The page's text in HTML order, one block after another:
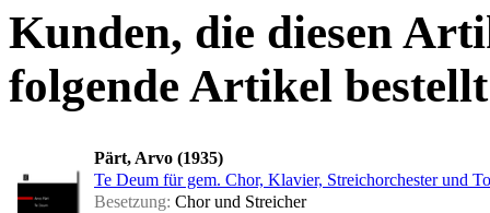
Kunden, die diesen
folgende Artikel
Pärt, Arvo (1935)
Te Deum für gem. Chor, Klavier, Streichorchester und
Besetzung: Chor und Streicher